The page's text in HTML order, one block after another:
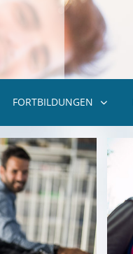
FORTBILDUNGEN